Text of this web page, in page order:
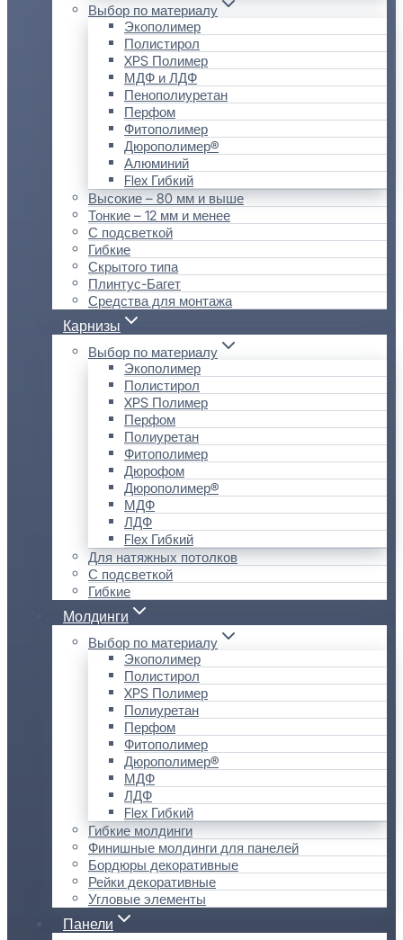
Выбор по материалу
Экополимер
Полистирол
XPS Полимер
МДФ и ЛДФ
Пенополиуретан
Перфом
Фитополимер
Дюрополимер®
Алюминий
Flex Гибкий
Высокие – 80 мм и выше
Тонкие – 12 мм и менее
С подсветкой
Гибкие
Скрытого типа
Плинтус-Багет
Средства для монтажа
Карнизы
Выбор по материалу
Экополимер
Полистирол
XPS Полимер
Перфом
Полиуретан
Фитополимер
Дюрофом
Дюрополимер®
МДФ
ЛДФ
Flex Гибкий
Для натяжных потолков
С подсветкой
Гибкие
Молдинги
Выбор по материалу
Экополимер
Полистирол
XPS Полимер
Полиуретан
Перфом
Фитополимер
Дюрополимер®
МДФ
ЛДФ
Flex Гибкий
Гибкие молдинги
Финишные молдинги для панелей
Бордюры декоративные
Рейки декоративные
Угловые элементы
Панели